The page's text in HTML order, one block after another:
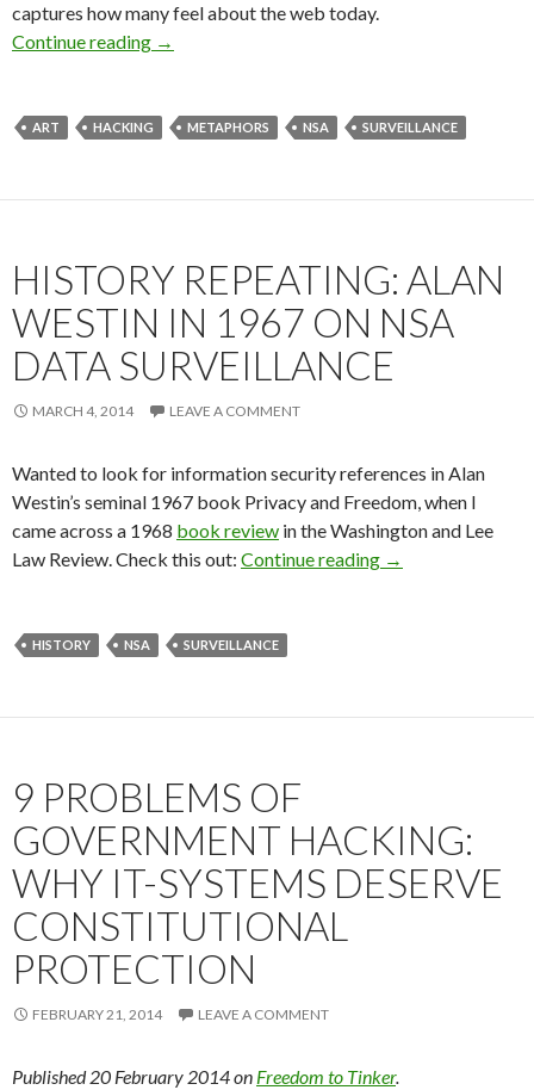
captures how many feel about the web today.
Continue reading Art as Mirror – Slab City Internet Cafe [Pic]
→
ART HACKING METAPHORS NSA SURVEILLANCE
HISTORY REPEATING: ALAN
WESTIN IN 1967 ON NSA
DATA SURVEILLANCE
MARCH 4, 2014 LEAVE A COMMENT
Wanted to look for information security references in Alan
Westin’s seminal 1967 book Privacy and Freedom, when I
came across a 1968 book review in the Washington and Lee
Law Review. Check this out: Continue reading History
→
HISTORY NSA SURVEILLANCE
9 PROBLEMS OF
GOVERNMENT HACKING:
WHY IT-SYSTEMS DESERVE
CONSTITUTIONAL
PROTECTION
FEBRUARY 21, 2014 LEAVE A COMMENT
Published 20 February 2014 on Freedom to Tinker.